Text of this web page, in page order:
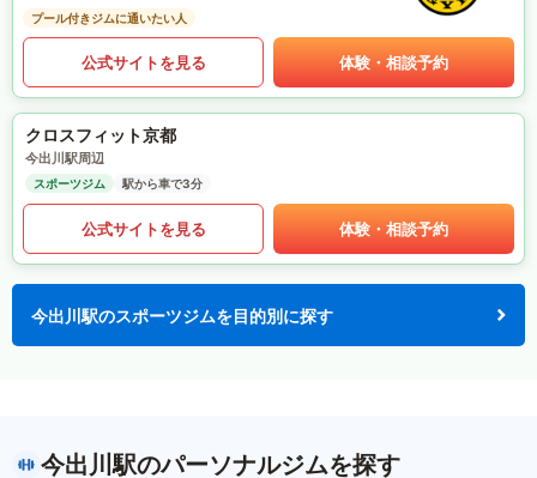
プール付きジムに通いたい人
公式サイトを見る 体験・相談予約
クロスフィット京都
今出川駅周辺
スポーツジム 駅から車で3分
公式サイトを見る 体験・相談予約
今出川駅のスポーツジムを目的別に探す
今出川駅のパーソナルジムを探す